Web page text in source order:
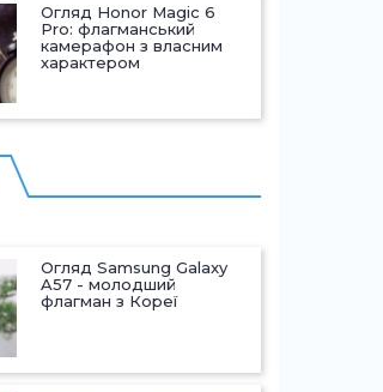
Огляд Honor Magic 6
Pro: флагманський
камерафон з власним
характером
Огляд Samsung Galaxy
A57 - молодший
флагман з Кореї